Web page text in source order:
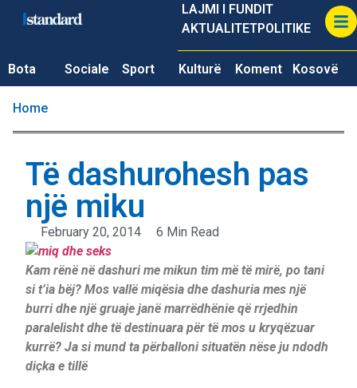
LAJMI I FUNDIT
AKTUALITETPOLITIKE
Bota Sociale Sport Kulturë Koment Kosovë
Home
Të dashurohesh pas
një miku
February 20, 2014 6 Min Read
Kam rënë në dashuri me mikun tim më të mirë, po tani
si t’ia bëj? Mos vallë miqësia dhe dashuria mes një
burri dhe një gruaje janë marrëdhënie që rrjedhin
paralelisht dhe të destinuara për të mos u kryqëzuar
kurrë? Ja si mund ta përballoni situatën nëse ju ndodh
diçka e tillë